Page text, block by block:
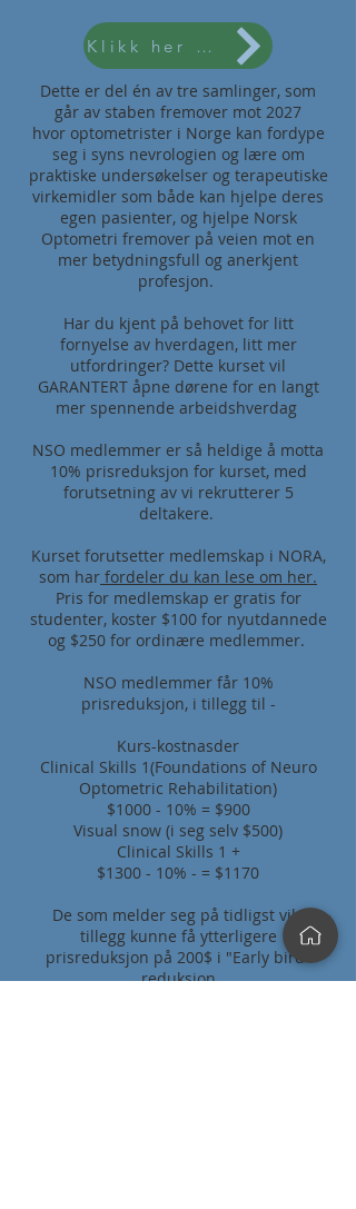
Klikk her om du vil lære mer
Dette er del én av tre samlinger, som
går av staben fremover mot 2027
hvor optometrister i Norge kan fordype
seg i syns nevrologien og lære om
praktiske undersøkelser og terapeutiske
virkemidler som både kan hjelpe deres
egen pasienter, og hjelpe Norsk
Optometri fremover på veien mot en
mer betydningsfull og anerkjent
profesjon.
Har du kjent på behovet for litt
fornyelse av hverdagen, litt mer
utfordringer? Dette kurset vil
GARANTERT åpne dørene for en langt
mer spennende arbeidshverdag
NSO medlemmer er så heldige å motta
10% prisreduksjon for kurset, med
forutsetning av vi rekrutterer 5
deltakere.
Kurset forutsetter medlemskap i NORA,
som har fordeler du kan lese om her.
Pris for medlemskap er gratis for
studenter, koster $100 for nyutdannede
og $250 for ordinære medlemmer. ​
NSO medlemmer får 10%
prisreduksjon, i tillegg til -
Kurs-kostnasder
Clinical Skills 1(Foundations of Neuro
Optometric Rehabilitation)
$1000 - 10% = $900
Visual snow (i seg selv $500)
Clinical Skills 1 +
$1300 - 10% - = $1170
De som melder seg på tidligst vil i
tillegg kunne få ytterligere
prisreduksjon på 200$ i "Early bird"
reduksjon